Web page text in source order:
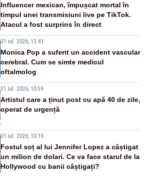
Influencer mexican, împușcat mortal în
timpul unei transmisiuni live pe TikTok.
Atacul a fost surprins în direct
31 iul. 2026, 13:41
Monica Pop a suferit un accident vascular
cerebral. Cum se simte medicul
oftalmolog
31 iul. 2026, 10:59
Artistul care a ținut post cu apă 40 de zile,
operat de urgență
31 iul. 2026, 10:19
Fostul soț al lui Jennifer Lopez a câștigat
un milion de dolari. Ce va face starul de la
Hollywood cu banii câștigați?